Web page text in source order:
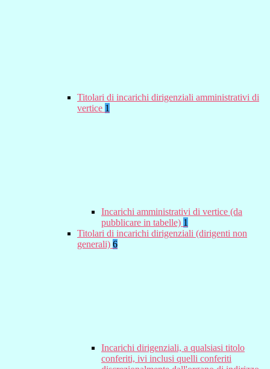
Titolari di incarichi dirigenziali amministrativi di
vertice 1
Incarichi amministrativi di vertice (da
pubblicare in tabelle) 1
Titolari di incarichi dirigenziali (dirigenti non
generali) 6
Incarichi dirigenziali, a qualsiasi titolo
conferiti, ivi inclusi quelli conferiti